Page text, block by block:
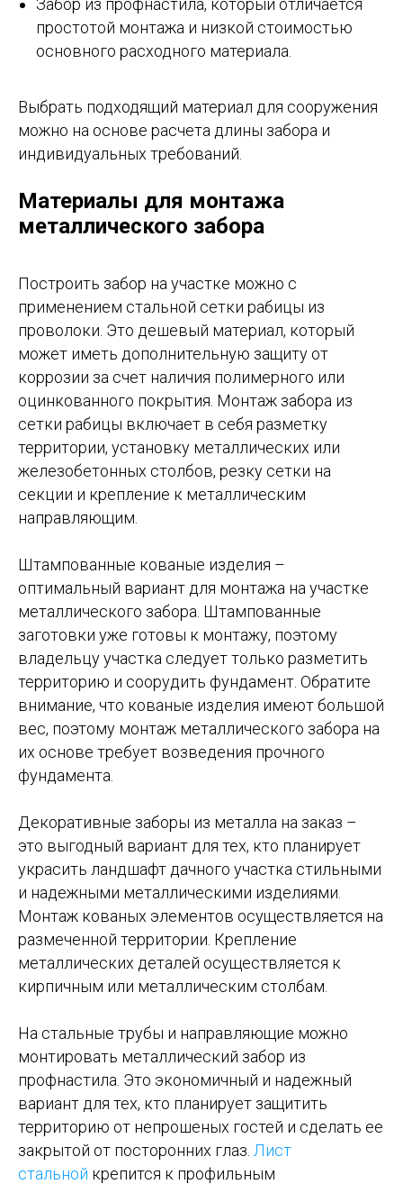
Забор из профнастила, который отличается
простотой монтажа и низкой стоимостью
основного расходного материала.
Выбрать подходящий материал для сооружения
можно на основе расчета длины забора и
индивидуальных требований.
Материалы для монтажа
металлического забора
Построить забор на участке можно с
применением стальной сетки рабицы из
проволоки. Это дешевый материал, который
может иметь дополнительную защиту от
коррозии за счет наличия полимерного или
оцинкованного покрытия. Монтаж забора из
сетки рабицы включает в себя разметку
территории, установку металлических или
железобетонных столбов, резку сетки на
секции и крепление к металлическим
направляющим.
Штампованные кованые изделия –
оптимальный вариант для монтажа на участке
металлического забора. Штампованные
заготовки уже готовы к монтажу, поэтому
владельцу участка следует только разметить
территорию и соорудить фундамент. Обратите
внимание, что кованые изделия имеют большой
вес, поэтому монтаж металлического забора на
их основе требует возведения прочного
фундамента.
Декоративные заборы из металла на заказ –
это выгодный вариант для тех, кто планирует
украсить ландшафт дачного участка стильными
и надежными металлическими изделиями.
Монтаж кованых элементов осуществляется на
размеченной территории. Крепление
металлических деталей осуществляется к
кирпичным или металлическим столбам.
На стальные трубы и направляющие можно
монтировать металлический забор из
профнастила. Это экономичный и надежный
вариант для тех, кто планирует защитить
территорию от непрошеных гостей и сделать ее
закрытой от посторонних глаз. Лист
стальной крепится к профильным